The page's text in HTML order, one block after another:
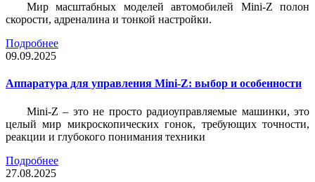
Мир масштабных моделей автомобилей Mini-Z полон
скорости, адреналина и тонкой настройки.
Подробнее
09.09.2025
Аппаратура для управления Mini-Z: выбор и особенности
Mini-Z – это не просто радиоуправляемые машинки, это
целый мир микроскопических гонок, требующих точности,
реакции и глубокого понимания техники
Подробнее
27.08.2025